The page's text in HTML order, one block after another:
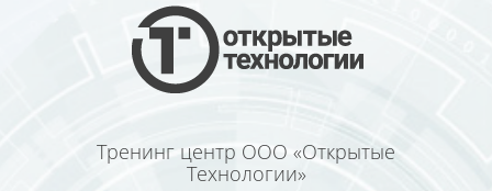
Перейти к основному содержанию
Тренинг центр ООО «Открытые
Технологии»